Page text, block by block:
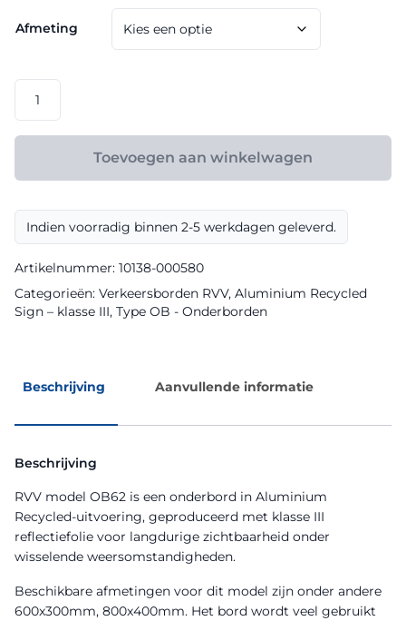
€ 69,60
tot
€ 128,00
Afmeting
model
OB62
III
Recycled
Sign
aantal
Toevoegen aan winkelwagen
Indien voorradig binnen 2-5 werkdagen geleverd.
Artikelnummer: 10138-000580
Categorieën: Verkeersborden RVV, Aluminium Recycled
Sign – klasse III, Type OB - Onderborden
Beschrijving Aanvullende informatie
Beschrijving
RVV model OB62 is een onderbord in Aluminium
Recycled-uitvoering, geproduceerd met klasse III
reflectiefolie voor langdurige zichtbaarheid onder
wisselende weersomstandigheden.
Beschikbare afmetingen voor dit model zijn onder andere
600x300mm, 800x400mm. Het bord wordt veel gebruikt